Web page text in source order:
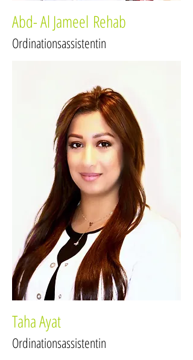
Abd- Al Jameel Rehab
Ordinationsassistentin
Taha Ayat
Ordinationsassistentin